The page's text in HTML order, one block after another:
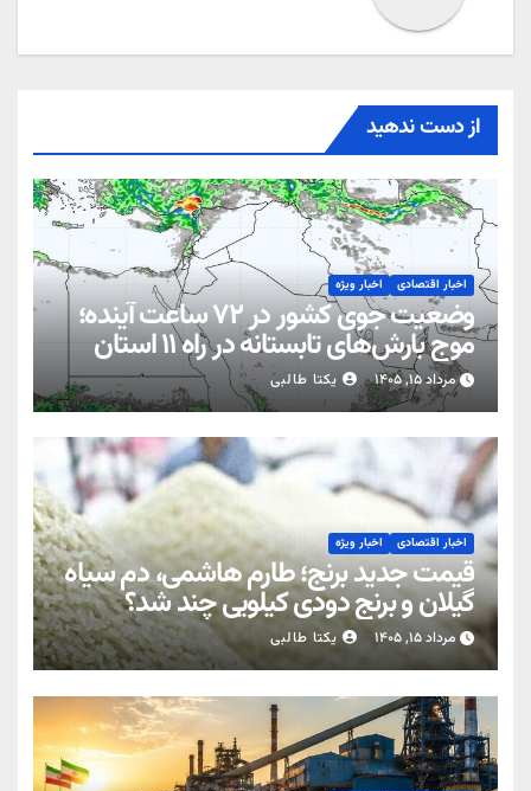
از دست ندهید
اخبار اقتصادی اخبار ویژه
وضعیت جوی کشور در ۷۲ ساعت آینده؛
موج بارش‌های تابستانه در راه ۱۱ استان
مرداد ۱۵, ۱۴۰۵ یکتا طالبی
اخبار اقتصادی اخبار ویژه
قیمت جدید برنج؛ طارم هاشمی، دم سیاه
گیلان و برنج دودی کیلویی چند شد؟
مرداد ۱۵, ۱۴۰۵ یکتا طالبی